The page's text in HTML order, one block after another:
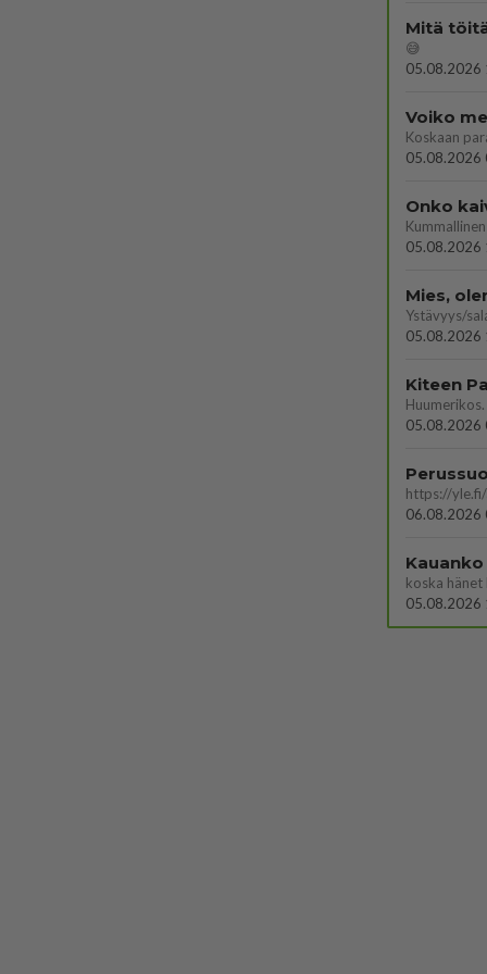
Mitä
😅
05.08.2026
Voiko
Koskaan
05.08.2026
Onko
05.08.2026
Mies,
Ystävyys/
05.08.2026
05.08.2026
06.08.2026
koska hänet
05.08.2026